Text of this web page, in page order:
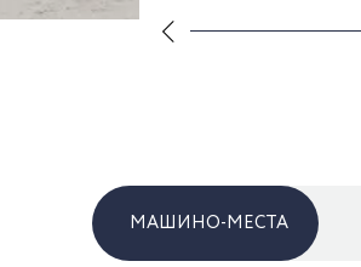
МАШИНО-МЕСТА